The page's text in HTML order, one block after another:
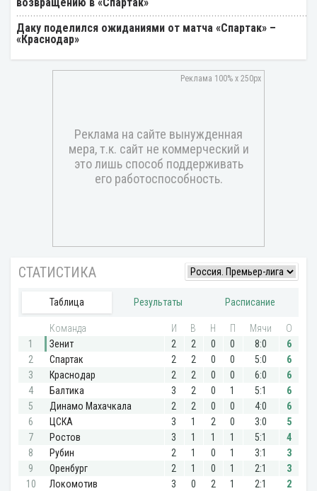
Даку поделился ожиданиями от матча «Спартак» –
«Краснодар»